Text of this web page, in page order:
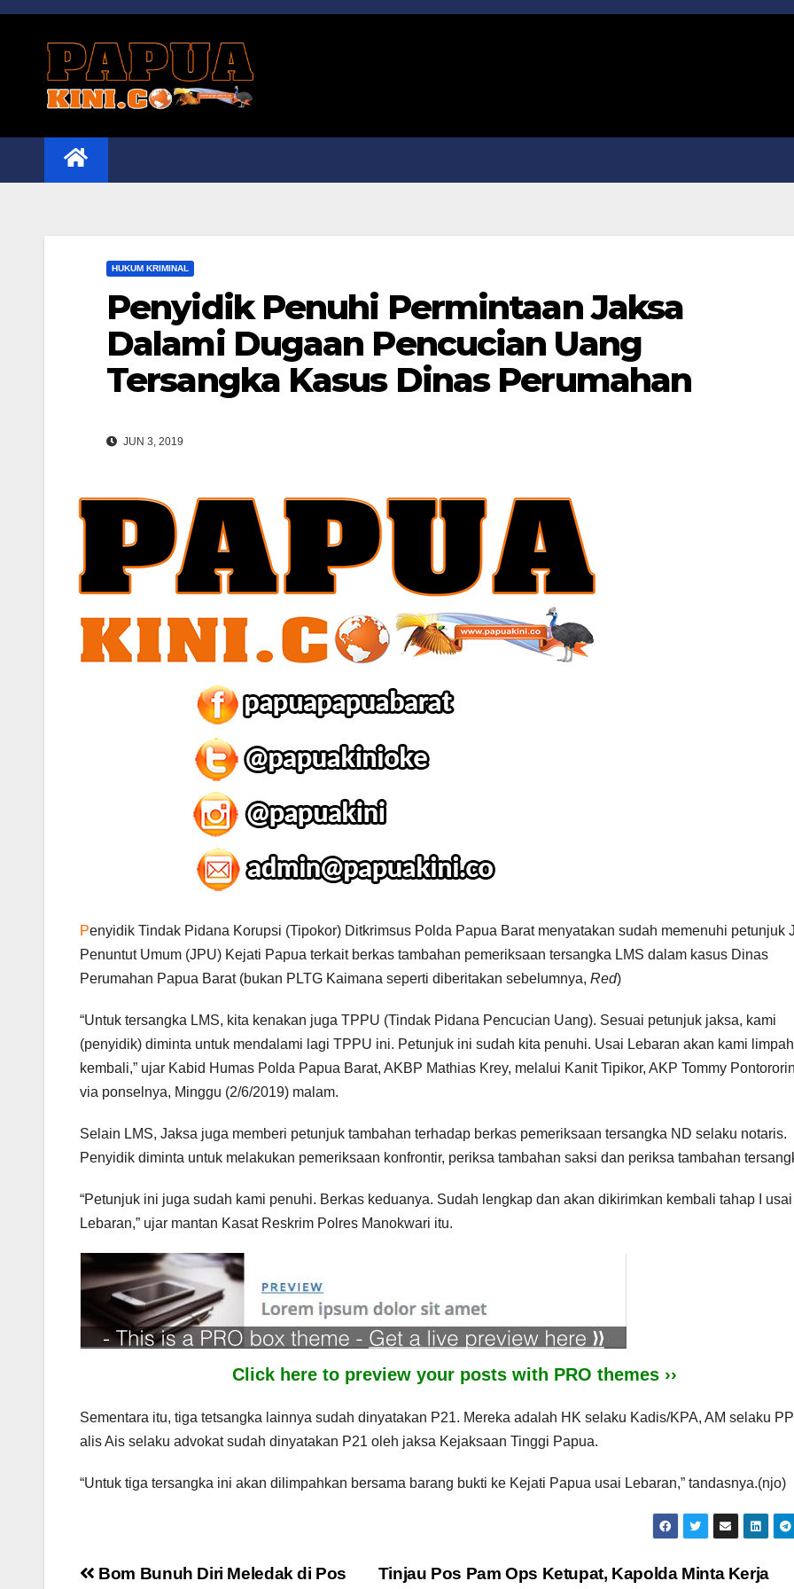
Skip
HUKUM KRIMINAL
Penyidik Penuhi Permintaan Jaksa
Dalami Dugaan Pencucian Uang
Tersangka Kasus Dinas Perumahan
JUN 3, 2019
Penyidik Tindak Pidana Korupsi (Tipokor) Ditkrimsus Polda Papua Barat menyatakan sudah memenuhi petunjuk
Penuntut Umum (JPU) Kejati Papua terkait berkas tambahan pemeriksaan tersangka LMS dalam kasus Dinas
Perumahan Papua Barat (bukan PLTG Kaimana seperti diberitakan sebelumnya, Red)
“Untuk tersangka LMS, kita kenakan juga TPPU (Tindak Pidana Pencucian Uang). Sesuai petunjuk jaksa, kami
(penyidik) diminta untuk mendalami lagi TPPU ini. Petunjuk ini sudah kita penuhi. Usai Lebaran akan kami
kembali,” ujar Kabid Humas Polda Papua Barat, AKBP Mathias Krey, melalui Kanit Tipikor, AKP Tommy
via ponselnya, Minggu (2/6/2019) malam.
Selain LMS, Jaksa juga memberi petunjuk tambahan terhadap berkas pemeriksaan tersangka ND selaku notaris.
Penyidik diminta untuk melakukan pemeriksaan konfrontir, periksa tambahan saksi dan periksa tambahan
“Petunjuk ini juga sudah kami penuhi. Berkas keduanya. Sudah lengkap dan akan dikirimkan kembali tahap I usai
Lebaran,” ujar mantan Kasat Reskrim Polres Manokwari itu.
Click here to preview your posts with PRO themes ››
Sementara itu, tiga tetsangka lainnya sudah dinyatakan P21. Mereka adalah HK selaku Kadis/KPA, AM selaku
alis Ais selaku advokat sudah dinyatakan P21 oleh jaksa Kejaksaan Tinggi Papua.
“Untuk tiga tersangka ini akan dilimpahkan bersama barang bukti ke Kejati Papua usai Lebaran,” tandasnya.(njo)
Post
Tinjau Pos Pam Ops Ketupat, Kapolda Minta Kerja
Bom Bunuh Diri Meledak di Pos